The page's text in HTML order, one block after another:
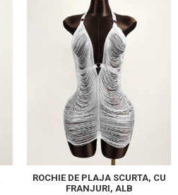
ROCHIE DE PLAJA SCURTA, CU
FRANJURI, ALB